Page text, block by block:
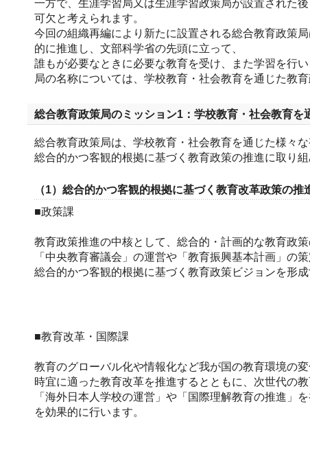
一方で、生涯学習局又は生涯学習政策局が設置された
可欠と考えられます。
今回の組織再編により新たに設置される総合教育政策
的に推進し、文部科学省の先頭に立って、
誰もが必要なときに必要な教育を受け、また学習を行
局の名称については、学校教育・社会教育を通じた教
総合教育政策局のミッション1：学校教育・社会教育
総合教育政策局は、学校教育・社会教育を通じた様々
総合的かつ客観的根拠に基づく教育政策の推進に取り
（1）総合的かつ客観的根拠に基づく教育改革政策の推
■政策課
教育政策推進の中核として、総合的・計画的な教育政
「中央教育審議会」の運営や「教育振興基本計画」の
総合的かつ客観的根拠に基づく教育政策ビジョンを形
■教育改革・国際課
教育のグローバル化や情報化など我が国の教育環境の
時宜に適った教育改革を推進するとともに、次世代の
「海外日本人学校の運営」や「国際理解教育の推進」
を効果的に行います。